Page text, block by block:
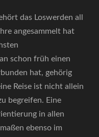
das Loswerden all
angesammelt hat
schon früh einen
hat, gehörig
Reise ist nicht allein
begreifen. Eine
in allen
ebenso im